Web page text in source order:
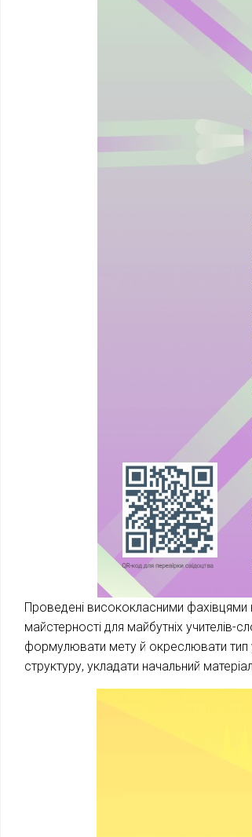
Проведені висококласними фахівцями
майстерності для майбутніх учителів-
формулювати мету й окреслювати тип
структуру, укладати начальний